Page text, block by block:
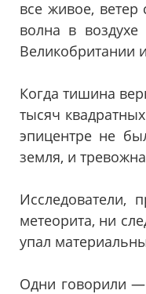
все живое, ветер
волна в
Великобритании
Когда тишина
тысяч
эпицентре не
земля, и
Исследователи,
метеорита, ни
упал
Одни говорили —